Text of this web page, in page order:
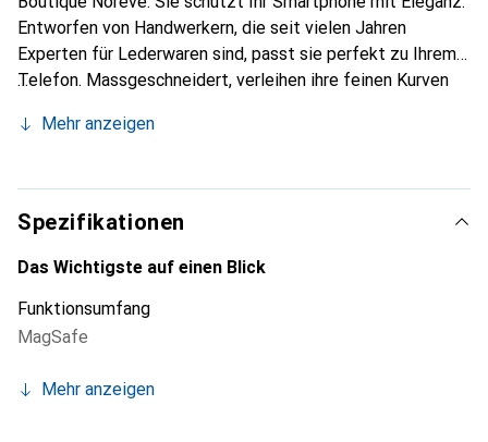
Entworfen von Handwerkern, die seit vielen Jahren
Experten für Lederwaren sind, passt sie perfekt zu Ihrem
Telefon. Massgeschneidert, verleihen ihre feinen Kurven
unverzichtbaren Accessoire für Ihr Smartphone.
die Marke Noreve eine sichere Wahl für eine
anspruchsvolle Klientel.
Mehr anzeigen
Spezifikationen
Das Wichtigste auf einen Blick
Funktionsumfang
MagSafe
Mehr anzeigen